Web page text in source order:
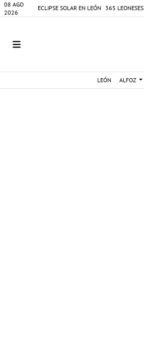
08 AGO
2026
ECLIPSE SOLAR EN LEÓN 365 LEONESES
LEÓN ALFOZ